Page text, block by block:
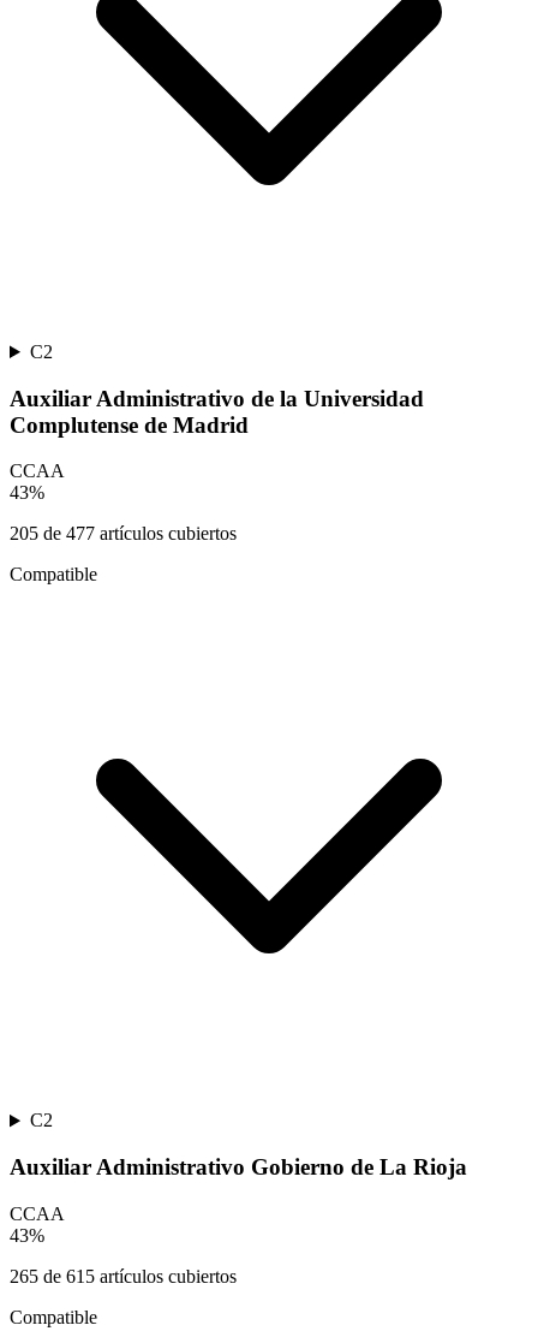
C2
Auxiliar Administrativo de la Universidad
Complutense de Madrid
CCAA
43%
205 de 477 artículos cubiertos
Compatible
C2
Auxiliar Administrativo Gobierno de La Rioja
CCAA
43%
265 de 615 artículos cubiertos
Compatible